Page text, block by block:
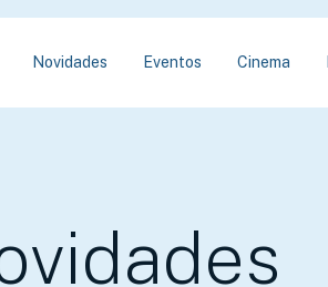
Novidades Eventos Cinema